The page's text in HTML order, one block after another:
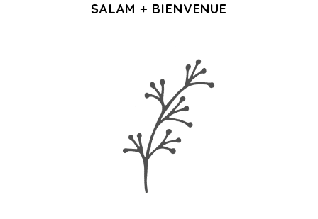
SALAM + BIENVENUE